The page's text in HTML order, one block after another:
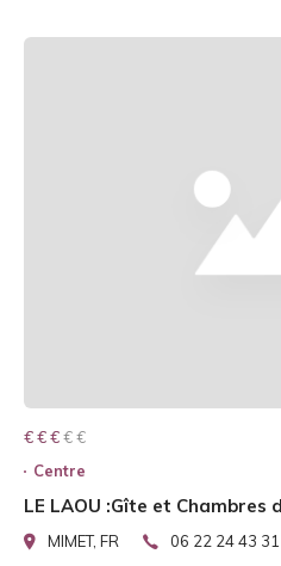
€ € € € €
€ € €
Centre
LE LAOU :Gîte et Chambres
MIMET, FR 06 22 24 43 31